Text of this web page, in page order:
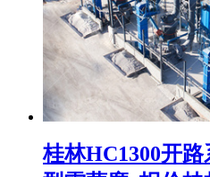
桂林HC1300开